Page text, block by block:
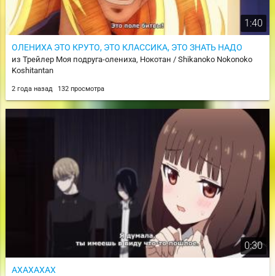
1:40
ОЛЕНИХА ЭТО КРУТО, ЭТО КЛАССИКА, ЭТО ЗНАТЬ НАДО
из Трейлер Моя подруга-олениха, Нокотан / Shikanoko Nokonoko
Koshitantan
2 года назад 132 просмотра
0:30
АХАХАХАХ